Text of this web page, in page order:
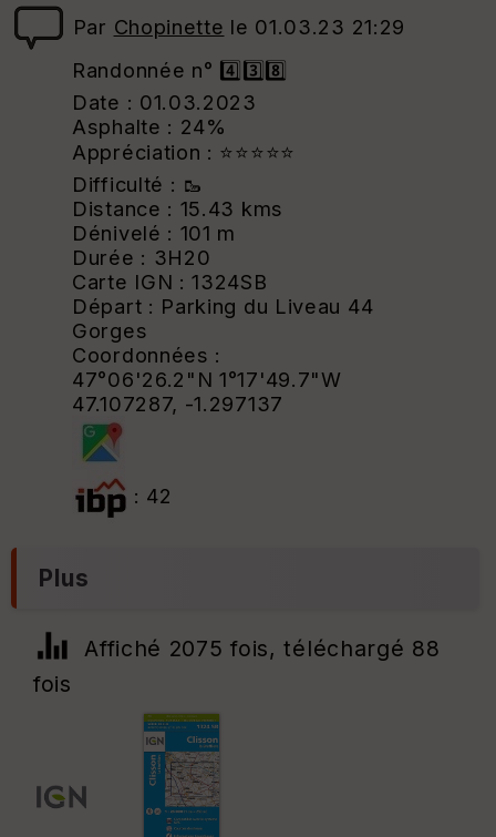
Par Chopinette le 01.03.23 21:29
Randonnée n° 4️⃣3️⃣8️⃣
Date : 01.03.2023
Asphalte : 24%
Appréciation : ⭐⭐⭐⭐⭐
Difficulté : 🥾
Distance : 15.43 kms
Dénivelé : 101 m
Durée : 3H20
Carte IGN : 1324SB
Départ : Parking du Liveau 44
Gorges
Coordonnées :
47°06'26.2"N 1°17'49.7"W
47.107287, -1.297137
: 42
Plus
Affiché 2075 fois, téléchargé 88
fois